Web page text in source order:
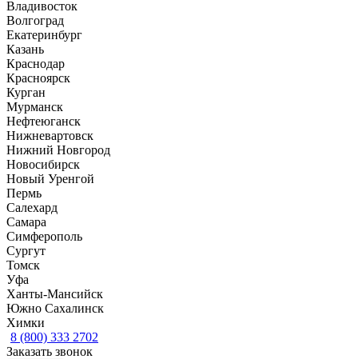
Владивосток
Волгоград
Екатеринбург
Казань
Краснодар
Красноярск
Курган
Мурманск
Нефтеюганск
Нижневартовск
Нижний Новгород
Новосибирск
Новый Уренгой
Пермь
Салехард
Самара
Симферополь
Сургут
Томск
Уфа
Ханты-Мансийск
Южно Сахалинск
Химки
8 (800) 333 2702
Заказать звонок